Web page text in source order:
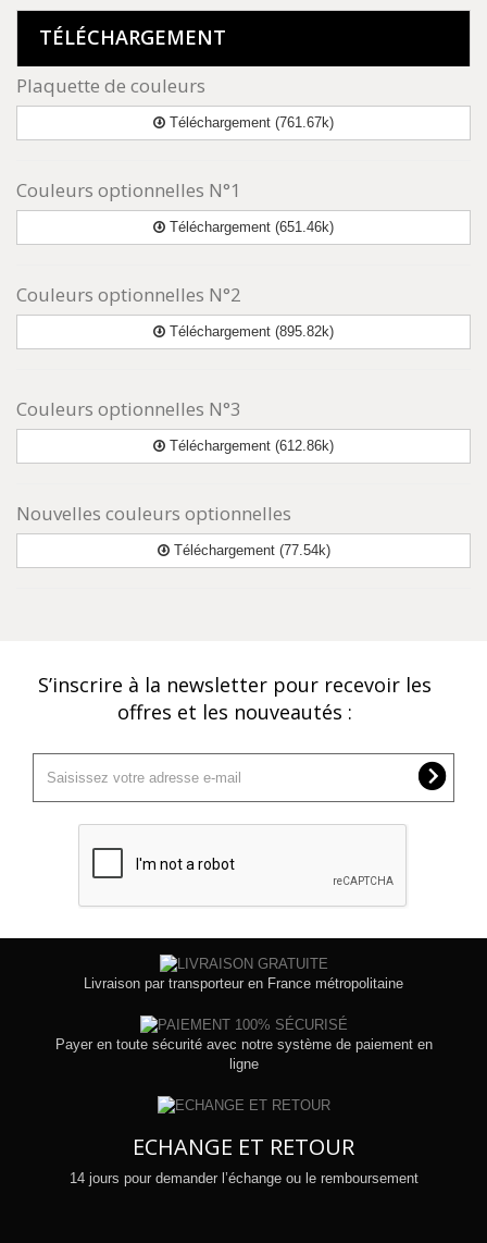
TÉLÉCHARGEMENT
Plaquette de couleurs
Téléchargement (761.67k)
Couleurs optionnelles N°1
Téléchargement (651.46k)
Couleurs optionnelles N°2
Téléchargement (895.82k)
Couleurs optionnelles N°3
Téléchargement (612.86k)
Nouvelles couleurs optionnelles
Téléchargement (77.54k)
S’inscrire à la newsletter pour recevoir les
offres et les nouveautés :
Livraison par transporteur en France métropolitaine
Payer en toute sécurité avec notre système de paiement en
ligne
ECHANGE ET RETOUR
14 jours pour demander l’échange ou le remboursement